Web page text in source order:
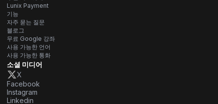
Lunix Payment
기능
자주 묻는 질문
블로그
무료 Google 강좌
사용 가능한 언어
사용 가능한 통화
소셜 미디어
X
Facebook
Instagram
Linkedin